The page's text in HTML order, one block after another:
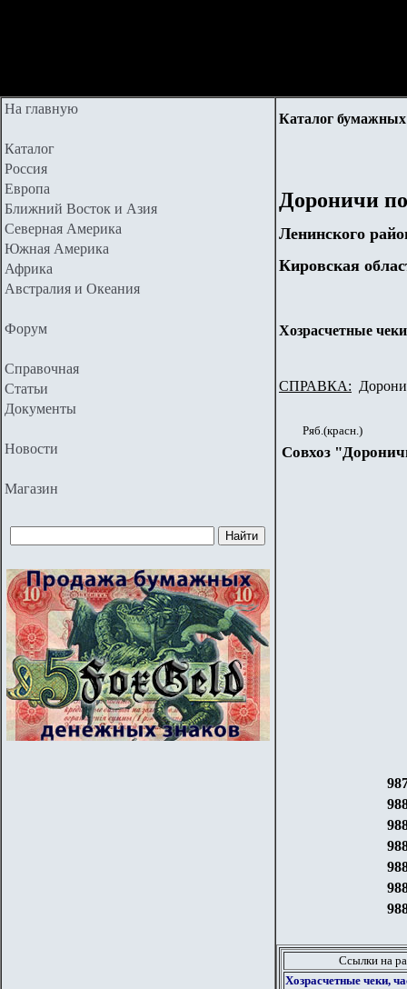
На главную
Каталог
Россия
Европа
Ближний Восток и Азия
Северная Америка
Южная Америка
Африка
Австралия и Океания
Форум
Справочная
Статьи
Документы
Новости
Магазин
Каталог
Дороничи
Ленинского
Кировская
Хозрасчетные
СПРАВКА:
Ряб.(красн.)
Совхоз
Ссылки на
Хозрасчетные чеки,